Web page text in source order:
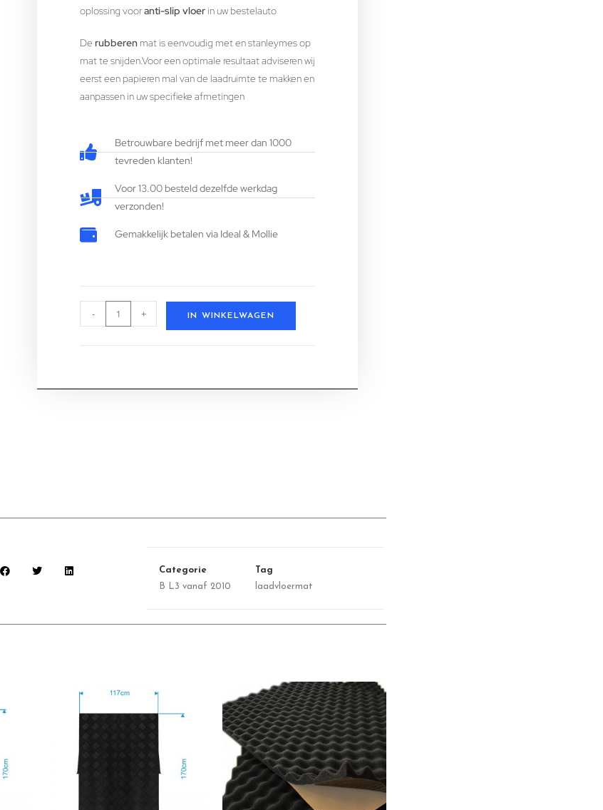
oplossing vooranti-slip vloer in uw bestelauto
De rubberen mat is eenvoudig met en stanleymes op
mat te snijden.Voor een optimale resultaat adviseren wij
eerst een papieren mal van de laadruimte te makken en
aanpassen in uw specifieke afmetingen
Betrouwbare bedrijf met meer dan 1000
tevreden klanten!
Voor 13.00 besteld dezelfde werkdag
verzonden!
Gemakkelijk betalen via Ideal & Mollie
- + IN WINKELWAGEN
Categorie
B L3 vanaf 2010
Tag
laadvloermat